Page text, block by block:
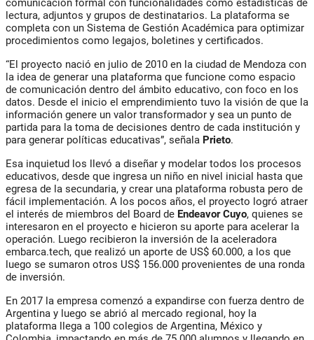
comunicación formal con funcionalidades como estadísticas de
lectura, adjuntos y grupos de destinatarios. La plataforma se
completa con un Sistema de Gestión Académica para optimizar
procedimientos como legajos, boletines y certificados.
“El proyecto nació en julio de 2010 en la ciudad de Mendoza con
la idea de generar una plataforma que funcione como espacio
de comunicación dentro del ámbito educativo, con foco en los
datos. Desde el inicio el emprendimiento tuvo la visión de que la
información genere un valor transformador y sea un punto de
partida para la toma de decisiones dentro de cada institución y
para generar políticas educativas”, señala Prieto.
Esa inquietud los llevó a diseñar y modelar todos los procesos
educativos, desde que ingresa un niño en nivel inicial hasta que
egresa de la secundaria, y crear una plataforma robusta pero de
fácil implementación. A los pocos años, el proyecto logró atraer
el interés de miembros del Board de Endeavor Cuyo, quienes se
interesaron en el proyecto e hicieron su aporte para acelerar la
operación. Luego recibieron la inversión de la aceleradora
embarca.tech, que realizó un aporte de US$ 60.000, a los que
luego se sumaron otros US$ 156.000 provenientes de una ronda
de inversión.
En 2017 la empresa comenzó a expandirse con fuerza dentro de
Argentina y luego se abrió al mercado regional, hoy la
plataforma llega a 100 colegios de Argentina, México y